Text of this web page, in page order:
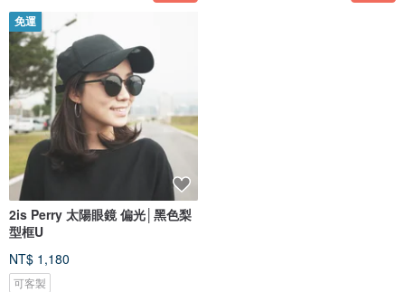
免運
2is Perry 太陽眼鏡 偏光│黑色梨
型框U
NT$ 1,180
可客製